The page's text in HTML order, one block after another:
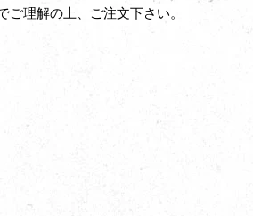
理解の上、ご注文下さい。